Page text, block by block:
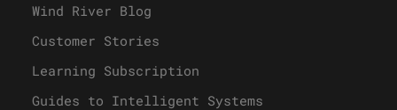
Wind River Blog
Customer Stories
Learning Subscription
Guides to Intelligent Systems